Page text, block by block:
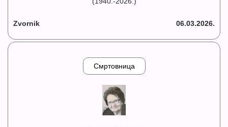
Zvornik 06.03.2026.
Смртовница